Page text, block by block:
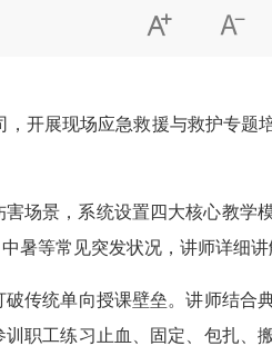
 
开展现场应急救援与救护专题
场景，系统设置四大核心教学
暑等常见突发状况，讲师详细讲
传统单向授课壁垒。讲师结合
职工练习止血、固定、包扎、